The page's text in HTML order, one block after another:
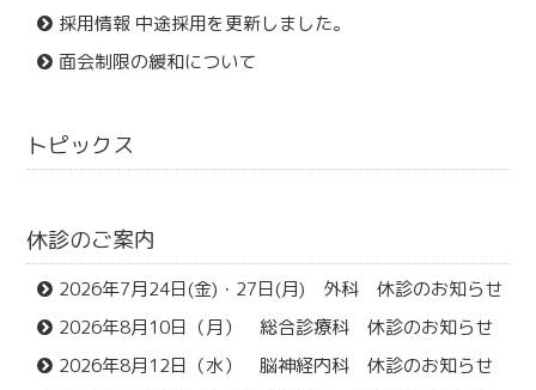
採用情報 中途採用を更新しました。
面会制限の緩和について
トピックス
休診のご案内
2026年7月24日(金)・27日(月) 外科 休診のお知らせ
2026年8月10日（月） 総合診療科 休診のお知らせ
2026年8月12日（水） 脳神経内科 休診のお知らせ